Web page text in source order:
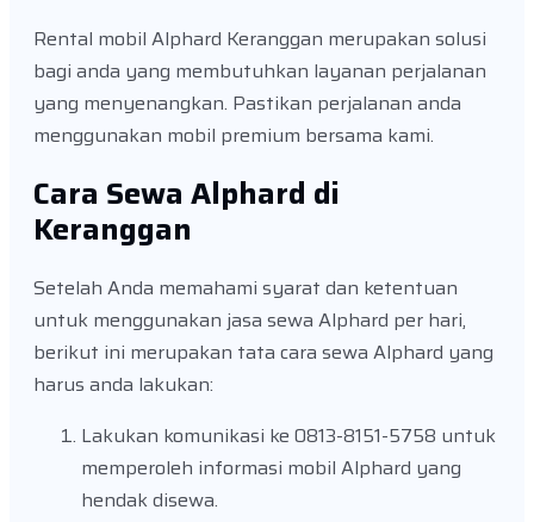
Rental mobil Alphard Keranggan merupakan solusi
bagi anda yang membutuhkan layanan perjalanan
yang menyenangkan. Pastikan perjalanan anda
menggunakan mobil premium bersama kami.
Cara Sewa Alphard di
Keranggan
Setelah Anda memahami syarat dan ketentuan
untuk menggunakan jasa sewa Alphard per hari,
berikut ini merupakan tata cara sewa Alphard yang
harus anda lakukan:
Lakukan komunikasi ke 0813-8151-5758 untuk
memperoleh informasi mobil Alphard yang
hendak disewa.